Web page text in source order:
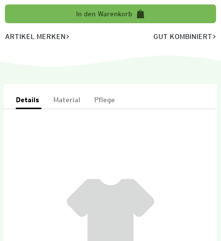
In den Warenkorb
ARTIKEL MERKEN GUT KOMBINIERT
Details Material Pflege